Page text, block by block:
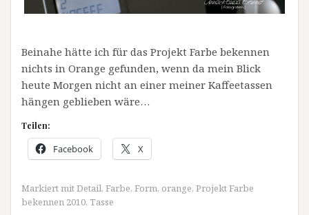
Beinahe hätte ich für das Projekt Farbe bekennen
nichts in Orange gefunden, wenn da mein Blick
heute Morgen nicht an einer meiner Kaffeetassen
hängen geblieben wäre…
Teilen:
Facebook X
Markiert mitDetail, Farbe, Form, orange, Projekt Farbe
bekennen 2010, Tasse